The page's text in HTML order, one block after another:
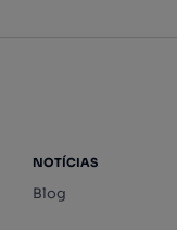
NOTÍCIAS
Blog